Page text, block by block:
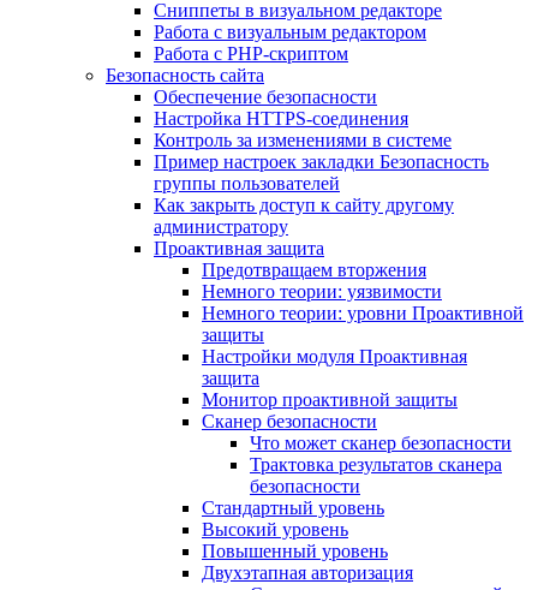
Сниппеты в визуальном редакторе
Работа с визуальным редактором
Работа с PHP-скриптом
Безопасность сайта
Обеспечение безопасности
Настройка HTTPS-соединения
Контроль за изменениями в системе
Пример настроек закладки Безопасность
группы пользователей
Как закрыть доступ к сайту другому
администратору
Проактивная защита
Предотвращаем вторжения
Немного теории: уязвимости
Немного теории: уровни Проактивной
защиты
Настройки модуля Проактивная
защита
Монитор проактивной защиты
Сканер безопасности
Что может сканер безопасности
Трактовка результатов сканера
безопасности
Стандартный уровень
Высокий уровень
Повышенный уровень
Двухэтапная авторизация